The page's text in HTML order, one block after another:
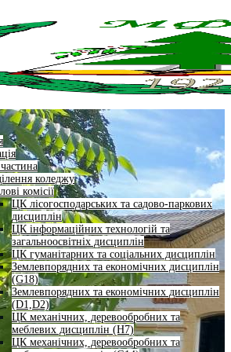
коледжу
комісії
ЦК лісогосподарських та садово-паркових
дисциплін
ЦК інформаційних технологій та
загальноосвітніх дисциплін
ЦК гуманітарних та соціальних дисциплін
Землевпорядних та економічних дисциплін
(G18)
Землевпорядних та економічних дисциплін
(D1,D2)
ЦК механічних, деревообробних та
меблевих дисциплін (H7)
ЦК механічних, деревообробних та